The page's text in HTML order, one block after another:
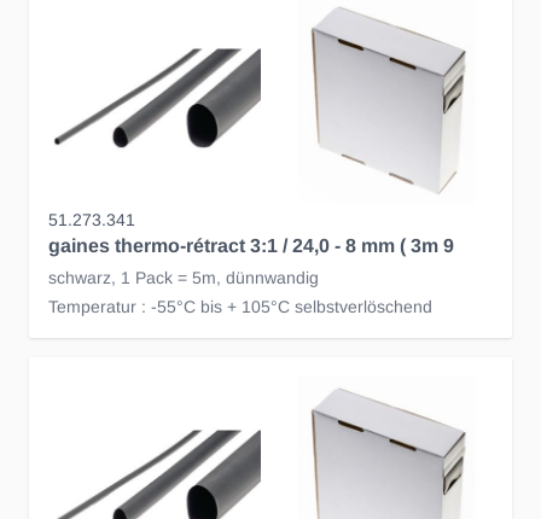
51.273.341
gaines thermo-rétract 3:1 / 24,0 - 8 mm ( 3m 9
schwarz, 1 Pack = 5m, dünnwandig
Temperatur : -55°C bis + 105°C selbstverlöschend